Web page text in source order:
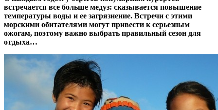
встречается все больше медуз: сказывается повышение
температуры воды и ее загрязнение. Встречи с этими
морскими обитателями могут привести к серьезным
ожогам, поэтому важно выбрать правильный сезон для
отдыха…